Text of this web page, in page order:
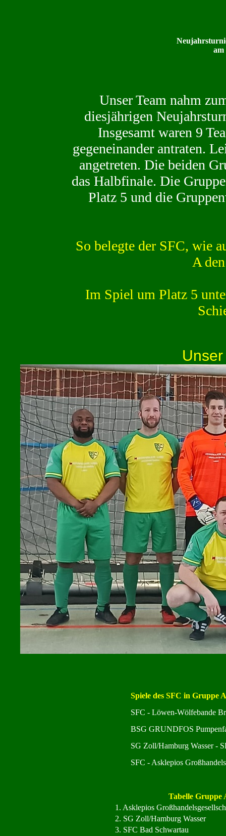
am
Unser Team nahm
diesjährigen
Insgesamt waren 9
gegeneinander antraten.
angetreten. Die beiden
das Halbfinale. Die
Platz 5 und die
So belegte der SFC, wie
A
Im Spiel um Platz 5
Spiele des SFC in Gruppe A
SFC - Löwen-Wölfebande
BSG GRUNDFOS
SG Zoll/Hamburg Wasser -
SFC - Asklepios
Tabelle Gruppe
1. Asklepios
2. SG Zoll/Hamburg Wasser
3. SFC Bad Schwartau